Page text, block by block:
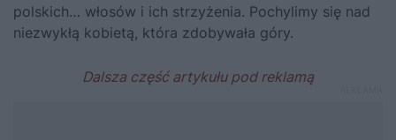
polskich… włosów i ich strzyżenia. Pochylimy się nad
niezwykłą kobietą, która zdobywała góry.